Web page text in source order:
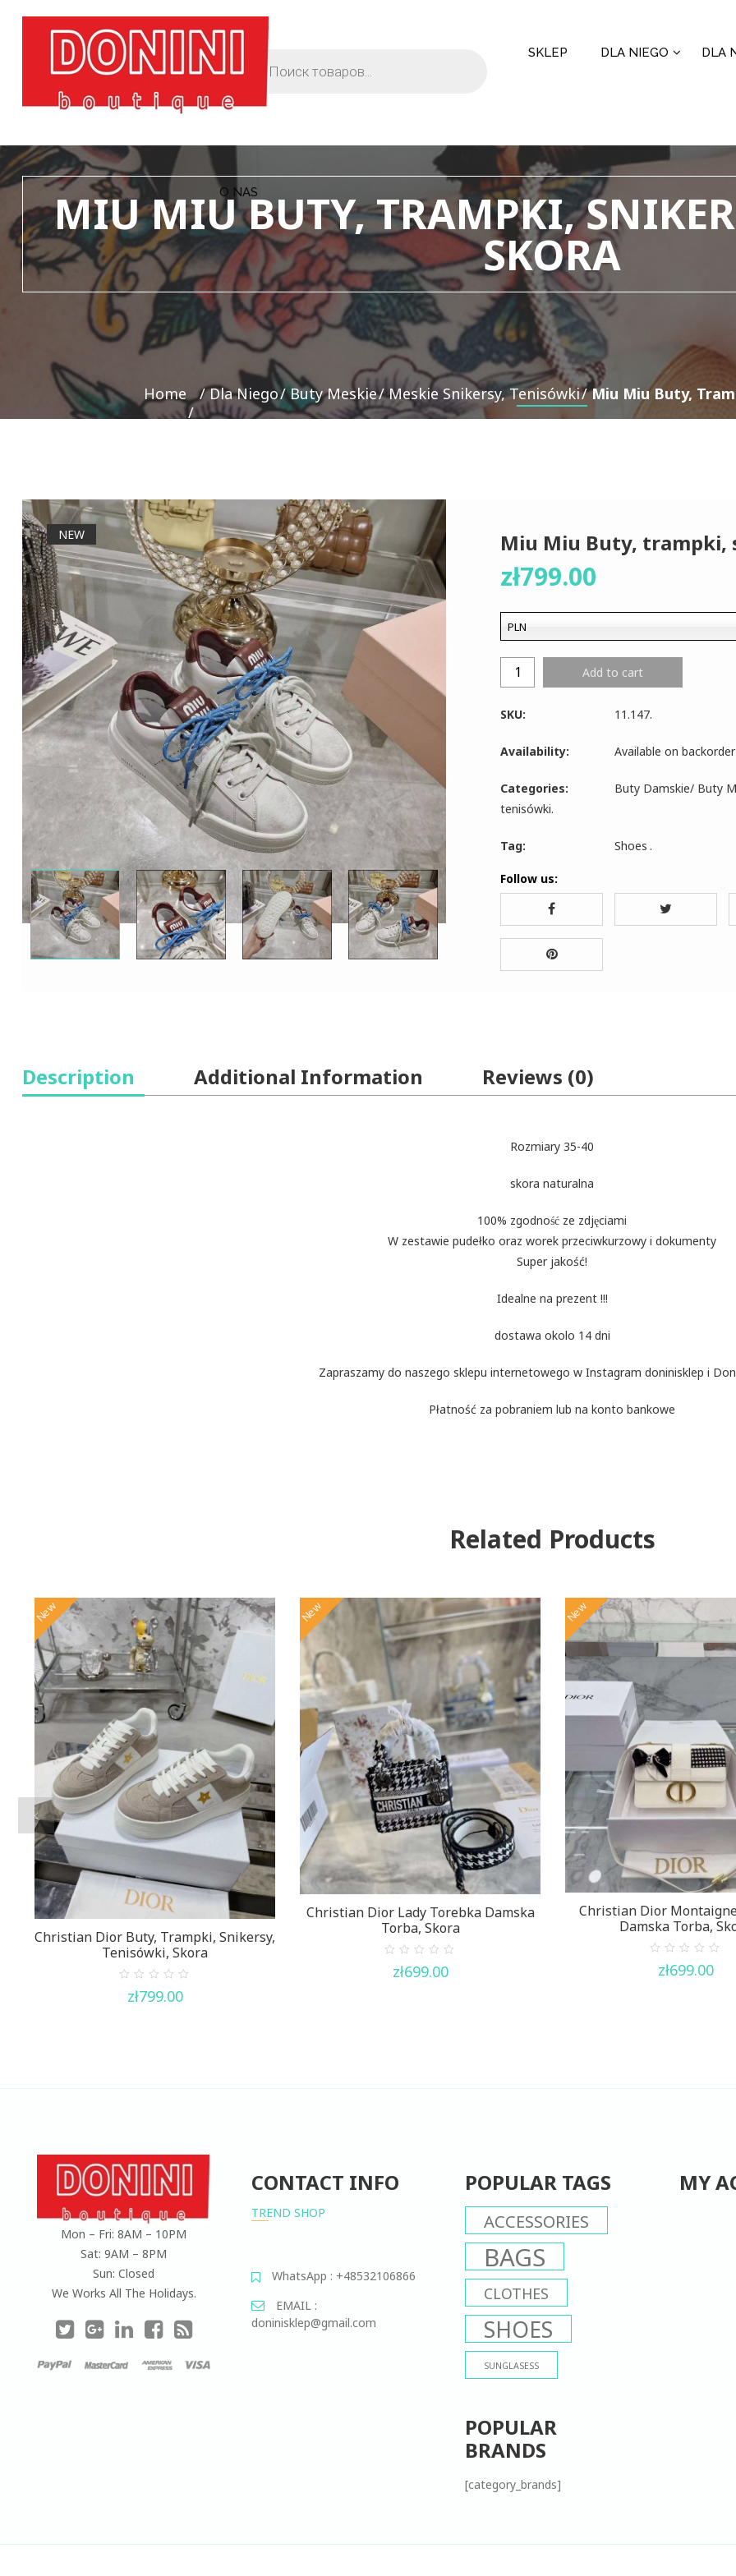
SKLEP DLA NIEGO DLA
O NAS
MIU MIU BUTY, TRAMPKI,
SKORA
Home Dla Niego Buty Meskie Meskie Snikersy, Tenisówki Miu Miu Buty,
NEW Miu Miu Buty, trampki,
zł799.00
PLN
Add to cart
SKU: 11.147.
Availability: Available on backorder
Categories: Buty Damskie/ Buty
tenisówki.
Tag: Shoes .
Follow us:
Description Additional Information Reviews (0)
Rozmiary 35-40
skora naturalna
100% zgodność ze zdjęciami
W zestawie pudełko oraz worek przeciwkurzowy i dokumenty
Super jakość!
Idealne na prezent !!!
dostawa okolo 14 dni
Zapraszamy do naszego sklepu internetowego w Instagram doninisklep i
Płatność za pobraniem lub na konto bankowe
Related Products
New
Christian Dior Buty, Trampki, Snikersy,
Tenisówki, Skora
out
zł799.00
New
Christian Dior Lady Torebka Damska
Torba, Skora
out
zł699.00
New
Christian Dior
Damska Torba,
out
zł699.00
Mon – Fri: 8AM – 10PM
Sat: 9AM – 8PM
Sun: Closed
We Works All The Holidays.
CONTACT INFO
TREND SHOP
WhatsApp : +48532106866
EMAIL :
doninisklep@gmail.com
POPULAR TAGS
ACCESSORIES
BAGS
CLOTHES
SHOES
SUNGLASESS
POPULAR
BRANDS
[category_brands]
MY